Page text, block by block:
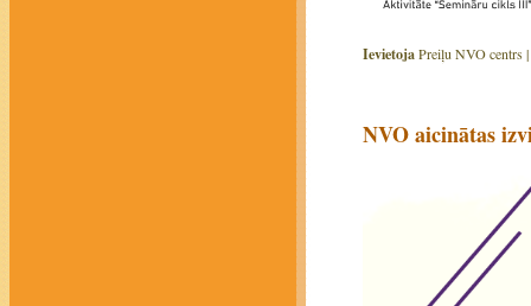
IevietojaPreiļu NVO centrs |
NVO aicinātas